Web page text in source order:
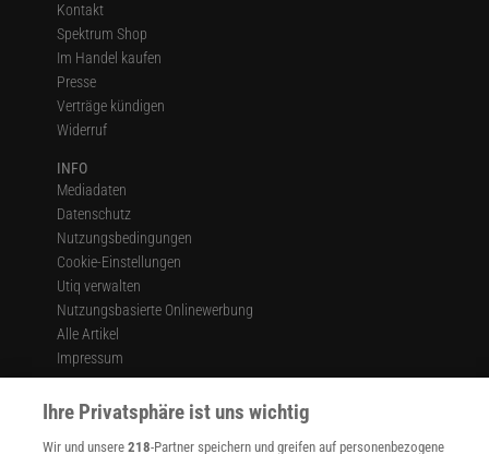
Kontakt
Spektrum Shop
Im Handel kaufen
Presse
Verträge kündigen
Widerruf
INFO
Mediadaten
Datenschutz
Nutzungsbedingungen
Cookie-Einstellungen
Utiq verwalten
Nutzungsbasierte Onlinewerbung
Alle Artikel
Impressum
Angebote für Schulen
Angebote für Institutionen
Ihre Privatsphäre ist uns wichtig
Wir und unsere218-Partner speichern und greifen auf personenbezogene